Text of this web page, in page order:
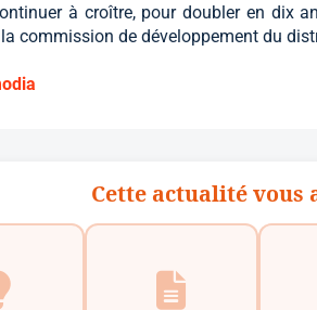
à croître, pour doubler en dix
commission de développement du
Cette actualité vous